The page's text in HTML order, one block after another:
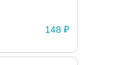
148 ₽